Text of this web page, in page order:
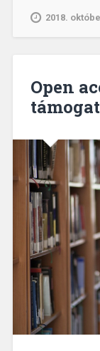
2018.
Open